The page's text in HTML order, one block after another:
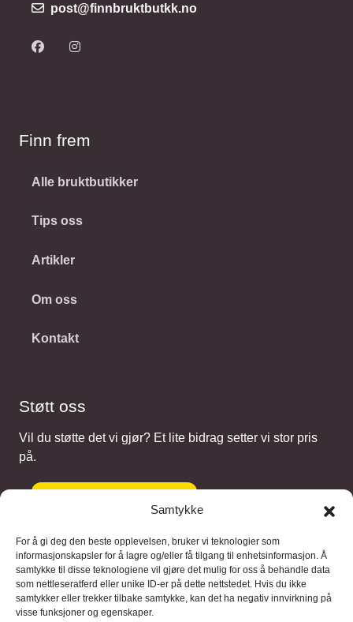
Samtykke
For å gi deg den beste opplevelsen, bruker vi teknologier som
informasjonskapsler for å lagre og/eller få tilgang til enhetsinformasjon. Å
samtykke til disse teknologiene vil gjøre det mulig for oss å behandle data
som nettleseratferd eller unike ID-er på dette nettstedet. Hvis du ikke
samtykker eller trekker tilbake samtykke, kan det ha negativ innvirkning på
visse funksjoner og egenskaper.
post@finnbruktbutkk.no
Finn frem
Alle bruktbutikker
Tips oss
Artikler
Om oss
Kontakt
Støtt oss
Vil du støtte det vi gjør? Et lite bidrag setter vi stor pris
på.
Gi et bidrag
Samarbeidspartnere
Blaaregn – digitale tjenester